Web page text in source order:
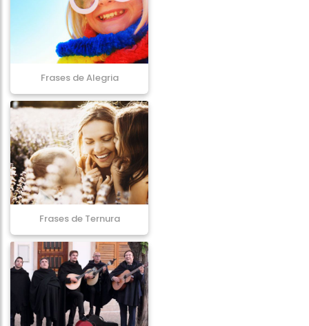
Frases de Alegria
Frases de Ternura